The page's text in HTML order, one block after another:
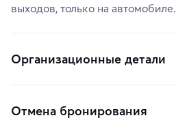
выходов, только на автомобиле.
Организационные детали
Отмена бронирования